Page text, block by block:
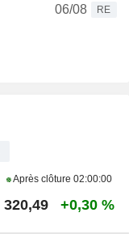
06/08
RE
Après clôture 02:00:00
320,49 +0,30 %